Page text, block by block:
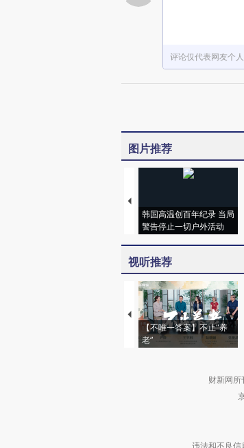
评论仅代表网友个
图片推荐
韩国高温创百年纪录 当局
警告停止一切户外活动
视听推荐
【不唯一答案】不止“养
老”
财新网所
违法和不良